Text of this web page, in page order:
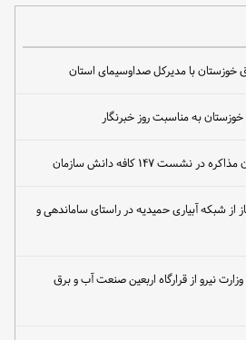
با مدیرکل صداوسیمای استان
به مناسبت روز خبرنگار
۱۴۷ کافه دانش سازمان
از شبکه آبیاری حمیدیه در راستای ساماندهی و
نیرو از قرارگاه اربعین صنعت آب و برق